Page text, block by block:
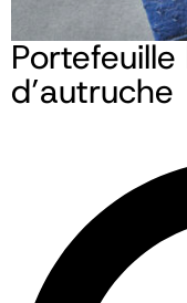
d’autruche